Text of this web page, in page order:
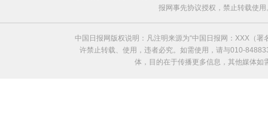
报网事先协议授权，禁止转载使
中国日报网版权说明：凡注明来源为“中国日报网：XXX（
许禁止转载、使用，违者必究。如需使用，请与010-
体，目的在于传播更多信息，其他媒体